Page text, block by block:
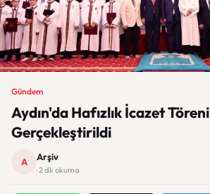
Gündem
Aydın'da Hafızlık İcazet Töreni
Gerçekleştirildi
A Arşiv
· 2 dk okuma